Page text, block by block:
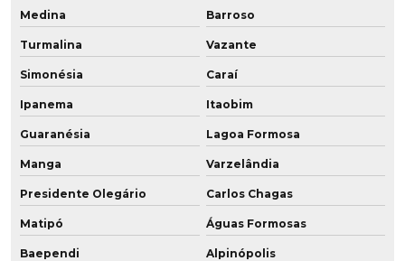
Rodas de pu
Rodas revestidas em poliuretano
Rodinhas de poliuretano
Rodízio de poliuretano para andaime
Rolamentos revestidos em poliuretano
Roldana de poliuretano
Medina Barroso
Turmalina Vazante
Simonésia Caraí
Ipanema Itaobim
Guaranésia Lagoa Formosa
Manga Varzelândia
Presidente Olegário Carlos Chagas
Matipó Águas Formosas
Baependi Alpinópolis